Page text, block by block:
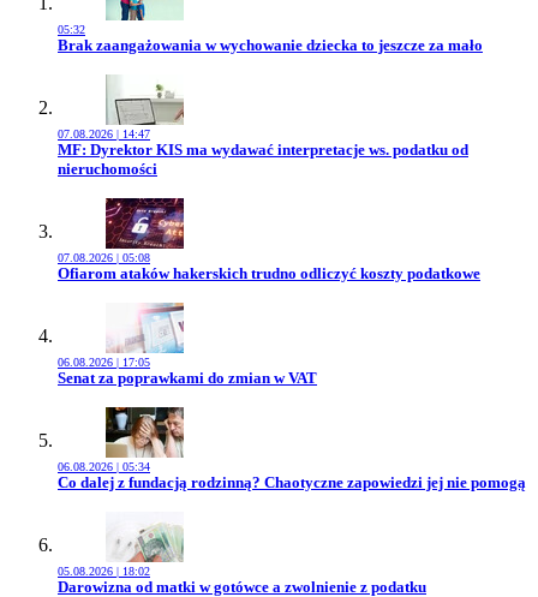
05:32
Przejdź do artykułu:
Brak zaangażowania w wychowanie dziecka to jeszcze za mało
07.08.2026 | 14:47
Przejdź do artykułu:
MF: Dyrektor KIS ma wydawać interpretacje ws. podatku od
nieruchomości
07.08.2026 | 05:08
Przejdź do artykułu:
Ofiarom ataków hakerskich trudno odliczyć koszty podatkowe
06.08.2026 | 17:05
Przejdź do artykułu:
Senat za poprawkami do zmian w VAT
06.08.2026 | 05:34
Przejdź do artykułu:
Co dalej z fundacją rodzinną? Chaotyczne zapowiedzi jej nie pomogą
05.08.2026 | 18:02
Przejdź do artykułu:
Darowizna od matki w gotówce a zwolnienie z podatku